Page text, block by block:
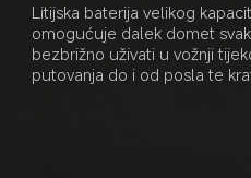
Litijska baterija velikog
omogućuje dalek domet
bezbrižno uživati u vožnji
putovanja do i od posla te